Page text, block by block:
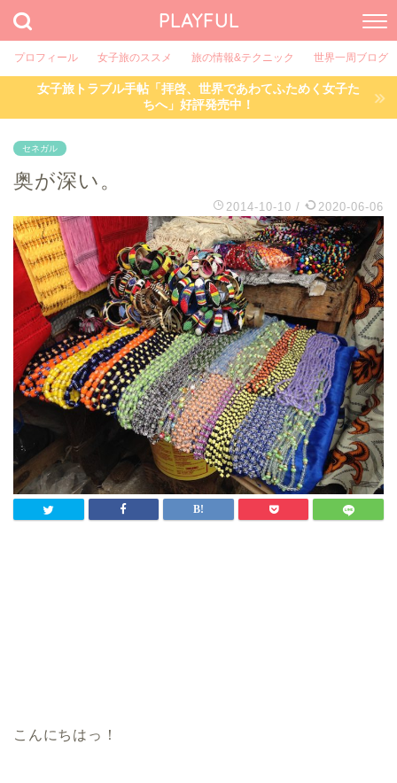
PLAYFUL
プロフィール 女子旅のススメ 旅の情報&テクニック 世界一周ブログ
女子旅トラブル手帖「拝啓、世界であわてふためく女子た
ちへ」好評発売中！
セネガル
奥が深い。
2014-10-10 / 2020-06-06
こんにちはっ！